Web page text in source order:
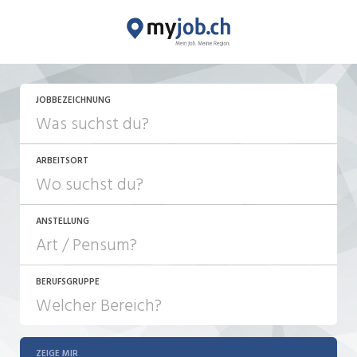
JOBBEZEICHNUNG
ARBEITSORT
ANSTELLUNG
JOB-TYP
Festanstellung
BERUFSGRUPPE
ZEIGE MIR